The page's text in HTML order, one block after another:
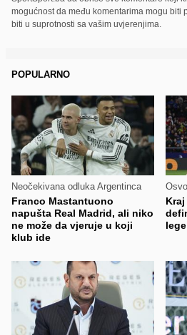
mogućnost da među komentarima mogu biti
biti u suprotnosti sa vašim uvjerenjima.
POPULARNO
Neočekivana odluka Argentinca
Franco Mastantuono
napušta Real Madrid, ali niko
ne može da vjeruje u koji
klub ide